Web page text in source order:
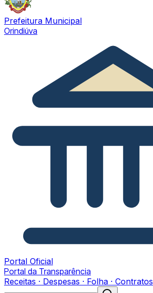
Prefeitura Municipal
Orindiúva
Portal Oficial
Portal da Transparência
Receitas · Despesas · Folha · Contratos